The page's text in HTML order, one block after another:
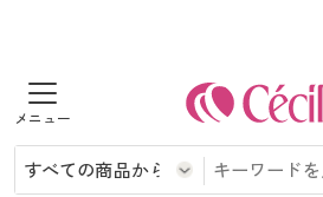
商品を探す
レディース
レディース
レディース通販すべて
インナー・下着